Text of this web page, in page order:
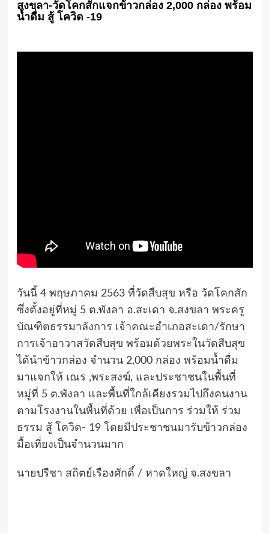
สงขลา-วัดโคกสักแจกข้าวกล่อง 2,000 กล่อง พร้อม
น้ำดื่ม สู้ โควิด -19
วันนี้ 4 พฤษภาคม 2563 ที่วัดสืบสุข หรือ วัดโคกสัก
ซึ่งตั้งอยู่ที่หมู่ 5 ต.พังลา อ.สะเดา จ.สงขลา พระครู
บัณฑิตธรรมาลังการ เจ้าคณะอำเภอสะเดา/รักษา
การเจ้าอาวาสวัดสืบสุข พร้อมด้วยพระในวัดสืบสุข
ได้นำข้าวกล่อง จำนวน 2,000 กล่อง พร้อมน้ำดื่ม
มาแจกให้ เณร ,พระสงฆ์, และประชาชนในพื้นที่
หมู่ที่ 5 ต.พังลา และพื้นที่ใกล้เคียงรวมไปถึงคนงาน
ตามโรงงานในพื้นที่ด้วย เพื่อเป็นการ ร่วมให้ ร่วม
ธรรม สู้ โควิด- 19 โดยมีประชาชนมารับข้าวกล่อง
มื้อเที่ยงเป็นจำนวนมาก
นายปรีชา สถิตย์เรืองศักดิ์ / หาดใหญ่ จ.สงขลา